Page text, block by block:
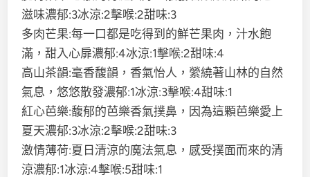
滋味濃郁:3冰涼:2擊喉:2甜味:3
多肉芒果:每一口都是吃得到的鮮芒果肉，汁水飽
滿，甜入心扉濃郁:4冰涼:1擊喉:2甜味:4
高山茶韻:毫香馥韻，香氣怡人，縈繞著山林的自然
氣息，悠悠散發濃郁:1冰涼:3擊喉:4甜味:1
紅心芭樂:馥郁的芭樂香氣撲鼻，因為這顆芭樂愛上
夏天濃郁:3冰涼:2擊喉:2甜味:3
激情薄荷:夏日清涼的魔法氣息，感受撲面而來的清
涼濃郁:1冰涼:4擊喉:5甜味:1